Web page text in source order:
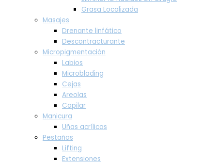
Grasa Localizada
Masajes
Drenante linfático
Descontracturante
Micropigmentación
Labios
Microblading
Cejas
Areolas
Capilar
Manicura
Uñas acrílicas
Pestañas
Lifting
Extensiones